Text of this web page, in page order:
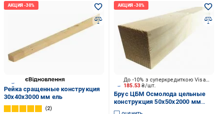
Рейка сращенные конструкция
30х40х3000 мм ель
2
185.53₴/шт.
До -10% з суперкредиткою Visa Вигода
Брус ЦБМ Осмолода цельные
конструкция 50х50х2000 мм
карпатская ель